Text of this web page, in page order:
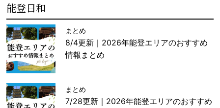
能登日和
まとめ
8/4更新｜2026年能登エリアのおすすめ
情報まとめ
まとめ
7/28更新｜2026年能登エリアのおすすめ